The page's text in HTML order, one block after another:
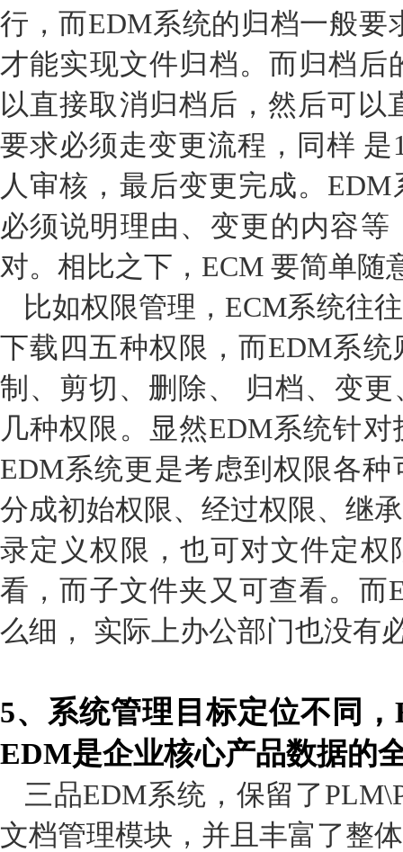
行，而EDM系统的归档一般要
才能实现文件归档。而归档后
以直接取消归档后，然后可以
要求必须走变更流程，同样
人审核，最后变更完成。
必须说明理由、变更的内容
对。相比之下，ECM 要简单随
比如权限管理，ECM系统往
下载四五种权限，而EDM系
制、剪切、删除、 归档、变
几种权限。显然EDM系统针
EDM系统更是考虑到权限各
分成初始权限、经过权限、继
录定义权限，也可对文件定
看，而子文件夹又可查看。而
么细， 实际上办公部门也没有
5、 系统管理目标定位不同，
EDM是企业核心产品数据的
三品EDM系统，保留了
文档管理模块，并且丰富了整